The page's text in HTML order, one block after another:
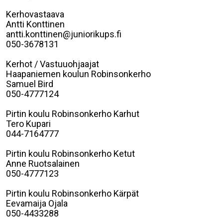
Kerhovastaava
Antti Konttinen
antti.konttinen@juniorikups.fi
050-3678131
Kerhot / Vastuuohjaajat
Haapaniemen koulun Robinsonkerho
Samuel Bird
050-4777124
Pirtin koulu Robinsonkerho Karhut
Tero Kupari
044-7164777
Pirtin koulu Robinsonkerho Ketut
Anne Ruotsalainen
050-4777123
Pirtin koulu Robinsonkerho Kärpät
Eevamaija Ojala
050-4433288